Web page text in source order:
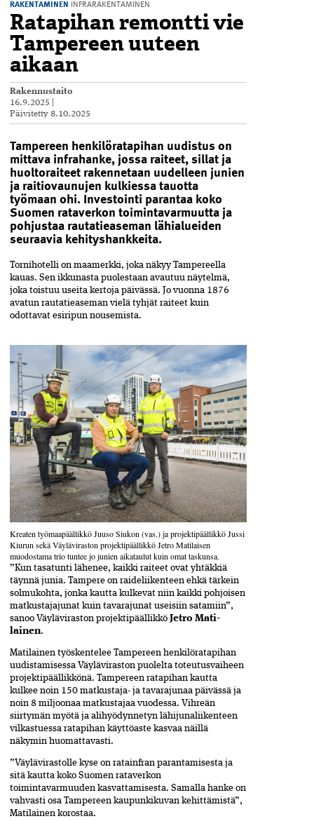
RAKENTAMINEN INFRARAKENTAMINEN
Ratapihan remontti vie
Tampereen uuteen
aikaan
Rakennustaito
16.9.2025
Päivitetty 8.10.2025
Tampereen henkilöratapihan uudistus on
mittava infrahanke, jossa raiteet, sillat ja
huoltoraiteet rakennetaan uudelleen junien
ja raitiovaunujen kulkiessa tauotta
työmaan ohi. Investointi parantaa koko
Suomen rataverkon toimintavarmuutta ja
pohjustaa rautatieaseman lähialueiden
seuraavia kehityshankkeita.
Tornihotelli on maamerkki, joka näkyy Tampereella
kauas. Sen ikkunasta puolestaan avautuu näytelmä,
joka toistuu useita kertoja päivässä. Jo vuonna 1876
avatun rautatieaseman vielä tyhjät raiteet kuin
odottavat esiripun nousemista.
Kreaten työmaapäällikkö Juuso­ ­Siukon (vas.) ja projektipäällikkö J­ussi
Kiurun sekä Väyläviraston projektipäällikkö Jetro Matilaisen
muodostama trio tuntee jo junien aika­taulut kuin omat taskunsa.
”Kun tasatunti lähenee, kaikki raiteet ovat yhtäkkiä
täynnä junia. Tampere on raideliikenteen ehkä tärkein
solmukohta, jonka kautta kulkevat niin kaikki pohjoisen
matkustajajunat kuin tavarajunat useisiin satamiin”,
sanoo Väyläviraston projektipäällikkö Jetro Mati­
lainen.
Matilainen työskentelee Tampereen henkilörata­pihan
uudistamisessa Väyläviraston puolelta toteutusvaiheen
projektipäällikkönä. Tampereen rata­pihan kautta
kulkee noin 150 matkustaja- ja tavara­junaa päivässä ja
noin 8 miljoonaa matkustajaa vuodessa. Vihreän
siirtymän myötä ja alihyödynnetyn lähijunaliikenteen
vilkastuessa ratapihan käyttöaste kasvaa näillä
näkymin huomattavasti.
”Väylävirastolle kyse on ratainfran parantamisesta ja
sitä kautta koko Suomen rataverkon
toimintavarmuuden kasvattamisesta. Samalla hanke on
vahvasti­ osa Tampereen kaupunkikuvan kehittämistä”,
Matilainen korostaa.